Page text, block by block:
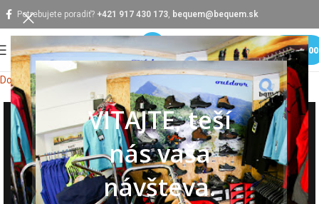
VITAJTE, teší
nás vaša
návšteva.
Potrebujete poradiť? +421 917 430 173, bequem@bequem.sk
MENU
Domov Pracovná obuv Pracovné sandále